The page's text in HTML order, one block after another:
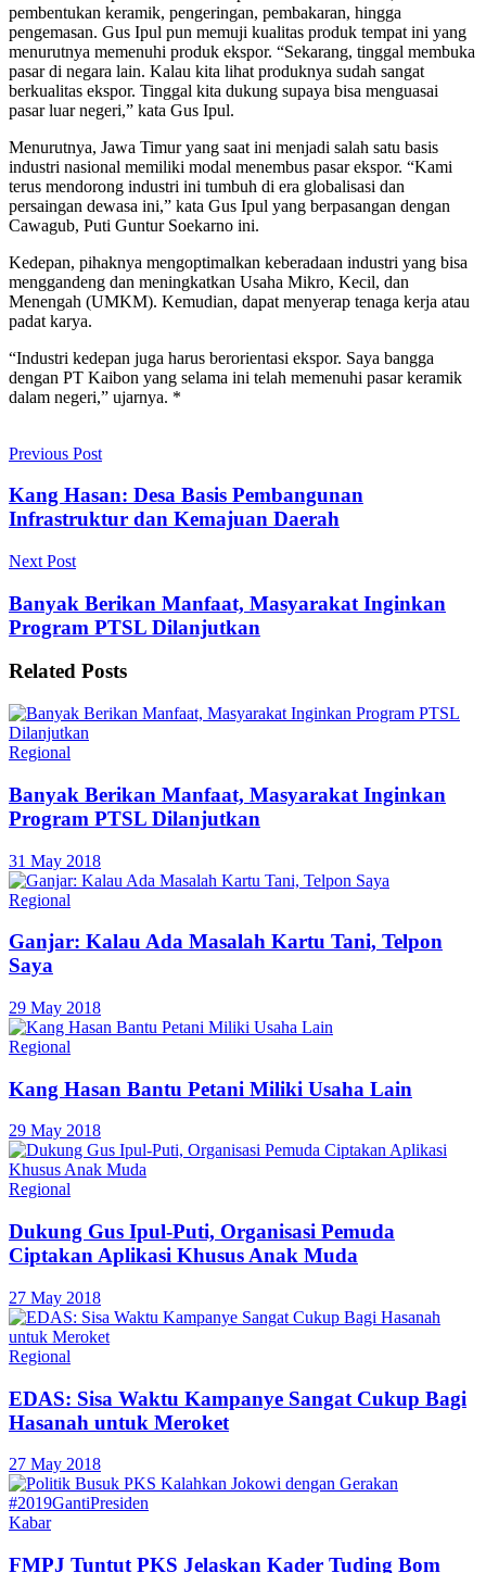
pembentukan keramik, pengeringan, pembakaran, hingga
pengemasan. Gus Ipul pun memuji kualitas produk tempat ini yang
menurutnya memenuhi produk ekspor. “Sekarang, tinggal membuka
pasar di negara lain. Kalau kita lihat produknya sudah sangat
berkualitas ekspor. Tinggal kita dukung supaya bisa menguasai
pasar luar negeri,” kata Gus Ipul.
Menurutnya, Jawa Timur yang saat ini menjadi salah satu basis
industri nasional memiliki modal menembus pasar ekspor. “Kami
terus mendorong industri ini tumbuh di era globalisasi dan
persaingan dewasa ini,” kata Gus Ipul yang berpasangan dengan
Cawagub, Puti Guntur Soekarno ini.
Kedepan, pihaknya mengoptimalkan keberadaan industri yang bisa
menggandeng dan meningkatkan Usaha Mikro, Kecil, dan
Menengah (UMKM). Kemudian, dapat menyerap tenaga kerja atau
padat karya.
“Industri kedepan juga harus berorientasi ekspor. Saya bangga
dengan PT Kaibon yang selama ini telah memenuhi pasar keramik
dalam negeri,” ujarnya. *
Previous Post
Kang Hasan: Desa Basis Pembangunan
Infrastruktur dan Kemajuan Daerah
Next Post
Banyak Berikan Manfaat, Masyarakat Inginkan
Program PTSL Dilanjutkan
Related Posts
Regional
Banyak Berikan Manfaat, Masyarakat Inginkan
Program PTSL Dilanjutkan
31 May 2018
Regional
Ganjar: Kalau Ada Masalah Kartu Tani, Telpon
Saya
29 May 2018
Regional
Kang Hasan Bantu Petani Miliki Usaha Lain
29 May 2018
Regional
Dukung Gus Ipul-Puti, Organisasi Pemuda
Ciptakan Aplikasi Khusus Anak Muda
27 May 2018
Regional
EDAS: Sisa Waktu Kampanye Sangat Cukup Bagi
Hasanah untuk Meroket
27 May 2018
Kabar
FMPJ Tuntut PKS Jelaskan Kader Tuding Bom